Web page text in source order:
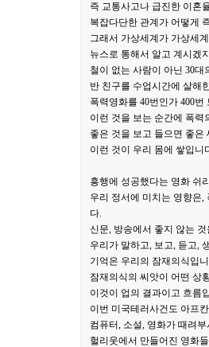
즉 교통사고나 급진한 이혼
복잡다단한 관계가 어떻게
그래서 가상세계가 가상세
뉴스로 통해서 알고 계시겠
철이 없는 사람이 아닌 30
반 친구를 수업시간에 살해
폭력영화를 40번인가 400
이런 것을 보는 순간에 폭력
좋은 것을 보고 들으면 좋은
이런 것이 우리 몸에 쌓입니
흥행에 성공했다는 영화 쉬
우리 정서에 미치는 영향은
다.
신문, 방송에서 좋지 않는
우리가 말하고, 보고, 듣고,
기억은 우리의 잠재의식입
잠재의식의 씨앗이 어떤 상
이것이 업의 결과이고 흐름
이번 미국테러사건도 아프
컴퓨터, 소설, 영화가 때려
헐리웃에서 만들어진 영화